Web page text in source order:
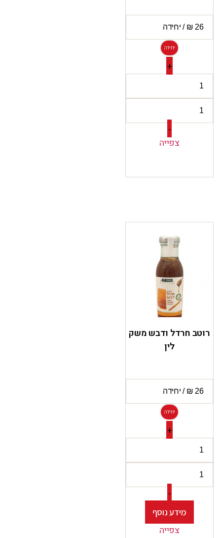
יחידה
+
-
צפייה
רוטב חרדל ודבש משק
לין
יחידה
+
-
מידע נוסף
צפייה